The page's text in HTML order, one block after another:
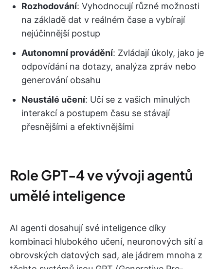
Rozhodování: Vyhodnocují různé možnosti
na základě dat v reálném čase a vybírají
nejúčinnější postup
Autonomní provádění: Zvládají úkoly, jako je
odpovídání na dotazy, analýza zpráv nebo
generování obsahu
Neustálé učení: Učí se z vašich minulých
interakcí a postupem času se stávají
přesnějšími a efektivnějšími
Role GPT-4 ve vývoji agentů
umělé inteligence
AI agenti dosahují své inteligence díky
kombinaci hlubokého učení, neuronových sítí a
obrovských datových sad, ale jádrem mnoha z